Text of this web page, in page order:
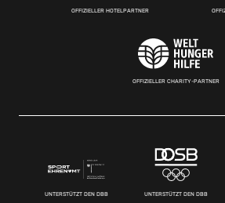
OFFIZIELLER HOTELPARTNER
OFFIZIELLER CHARITY-PARTNER
UNTERSTÜTZT DEN DBB UNTERSTÜTZT DEN DBB